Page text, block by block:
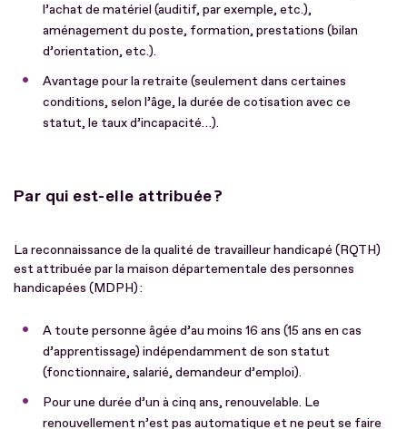
l’achat de matériel (auditif, par exemple, etc.),
aménagement du poste, formation, prestations (bilan
d’orientation, etc.).
Avantage pour la retraite (seulement dans certaines
conditions, selon l’âge, la durée de cotisation avec ce
statut, le taux d’incapacité…).
Par qui est-elle attribuée ?
La reconnaissance de la qualité de travailleur handicapé (RQTH)
est attribuée par la maison départementale des personnes
handicapées (MDPH) :
A toute personne âgée d’au moins 16 ans (15 ans en cas
d’apprentissage) indépendamment de son statut
(fonctionnaire, salarié, demandeur d’emploi).
Pour une durée d’un à cinq ans, renouvelable. Le
renouvellement n’est pas automatique et ne peut se faire